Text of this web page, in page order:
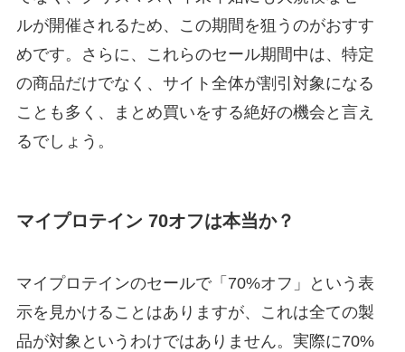
ルが開催されるため、この期間を狙うのがおすす
めです。さらに、これらのセール期間中は、特定
の商品だけでなく、サイト全体が割引対象になる
ことも多く、まとめ買いをする絶好の機会と言え
るでしょう。
マイプロテイン 70オフは本当か？
マイプロテインのセールで「70%オフ」という表
示を見かけることはありますが、これは全ての製
品が対象というわけではありません。実際に70%